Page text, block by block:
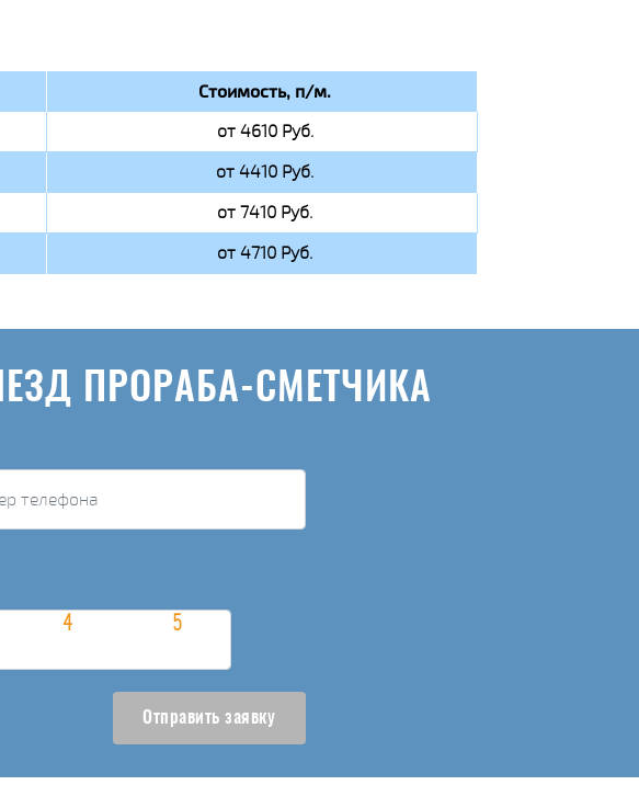
Стоимость, п/м.
от 4610 Руб.
от 4410 Руб.
от 7410 Руб.
от 4710 Руб.
ПРОРАБА-СМЕТЧИКА
Отправить заявку